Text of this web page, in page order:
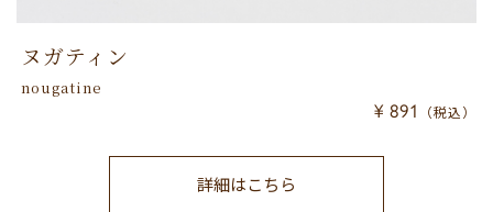
ヌガティン
nougatine
¥ 891 （税込）
詳細はこちら